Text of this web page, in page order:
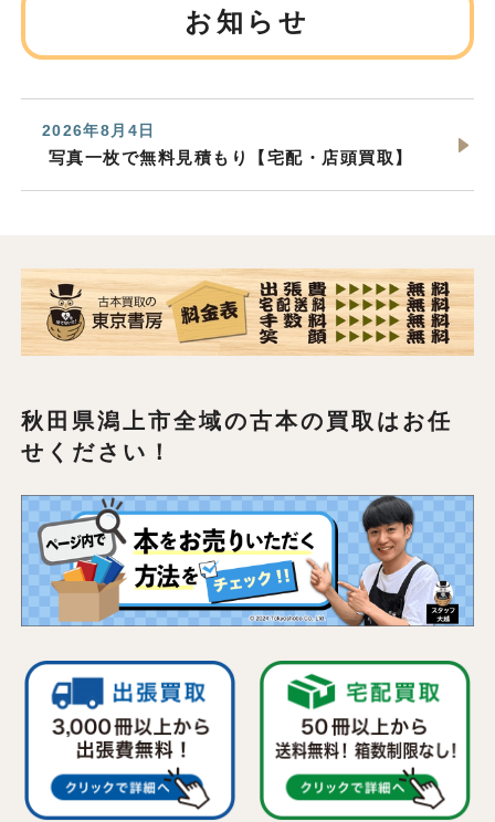
お知らせ
2026年8月4日
写真一枚で無料見積もり【宅配・店頭買取】
秋田県潟上市全域の古本の買取はお任
せください！